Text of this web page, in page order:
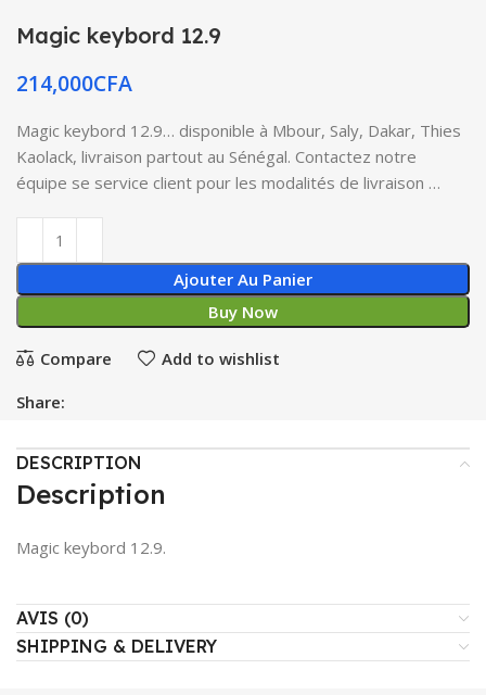
Magic keybord 12.9
214,000CFA
Magic keybord 12.9… disponible à Mbour, Saly, Dakar, Thies
Kaolack, livraison partout au Sénégal. Contactez notre
équipe se service client pour les modalités de livraison …
Ajouter Au Panier
Buy Now
Compare Add to wishlist
Share:
DESCRIPTION
Description
Magic keybord 12.9.
AVIS (0)
SHIPPING & DELIVERY